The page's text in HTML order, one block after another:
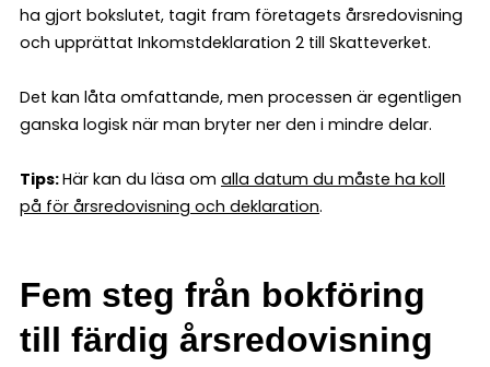
ha gjort bokslutet, tagit fram företagets årsredovisning
och upprättat Inkomstdeklaration 2 till Skatteverket.
Det kan låta omfattande, men processen är egentligen
ganska logisk när man bryter ner den i mindre delar.
Tips:Här kan du läsa om alla datum du måste ha koll
på för årsredovisning och deklaration.
Fem steg från bokföring
till färdig årsredovisning